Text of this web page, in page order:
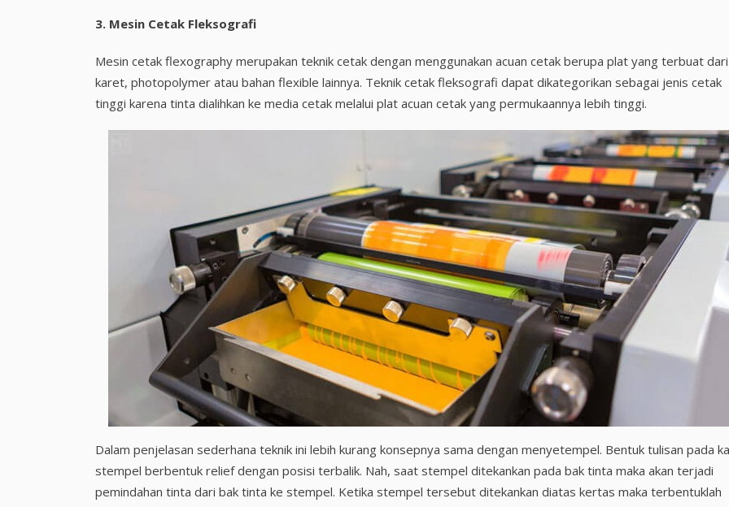
3. Mesin Cetak Fleksografi
Mesin cetak flexography merupakan teknik cetak dengan menggunakan acuan cetak berupa plat yang terbuat dari
karet, photopolymer atau bahan flexible lainnya. Teknik cetak fleksografi dapat dikategorikan sebagai jenis cetak
tinggi karena tinta dialihkan ke media cetak melalui plat acuan cetak yang permukaannya lebih tinggi.
Dalam penjelasan sederhana teknik ini lebih kurang konsepnya sama dengan menyetempel. Bentuk tulisan pada
stempel berbentuk relief dengan posisi terbalik. Nah, saat stempel ditekankan pada bak tinta maka akan terjadi
pemindahan tinta dari bak tinta ke stempel. Ketika stempel tersebut ditekankan diatas kertas maka terbentuklah